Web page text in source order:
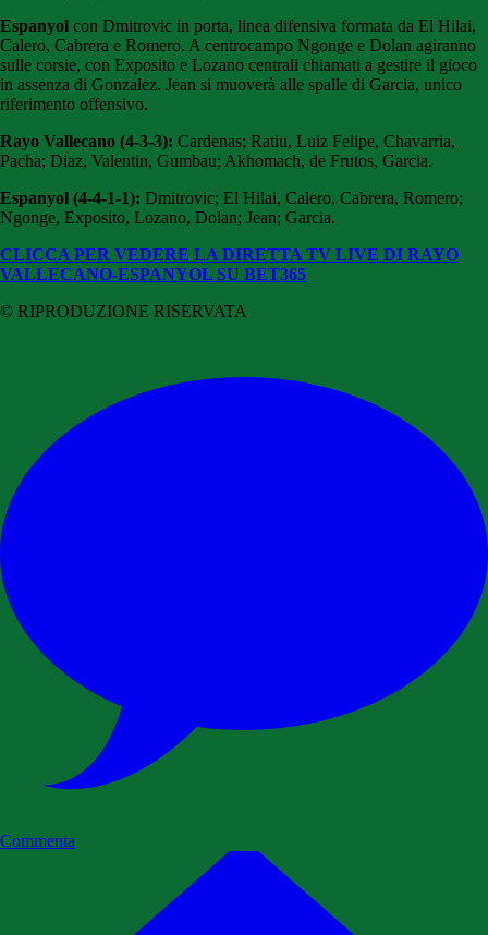
Espanyol con Dmitrovic in porta, linea difensiva formata da El Hilai,
Calero, Cabrera e Romero. A centrocampo Ngonge e Dolan agiranno
sulle corsie, con Exposito e Lozano centrali chiamati a gestire il gioco
in assenza di Gonzalez. Jean si muoverà alle spalle di Garcia, unico
riferimento offensivo.
Rayo Vallecano (4-3-3): Cardenas; Ratiu, Luiz Felipe, Chavarria,
Pacha; Diaz, Valentin, Gumbau; Akhomach, de Frutos, Garcia.
Espanyol (4-4-1-1): Dmitrovic; El Hilai, Calero, Cabrera, Romero;
Ngonge, Exposito, Lozano, Dolan; Jean; Garcia.
CLICCA PER VEDERE LA DIRETTA TV LIVE DI RAYO
VALLECANO-ESPANYOL SU BET365
© RIPRODUZIONE RISERVATA
Commenta